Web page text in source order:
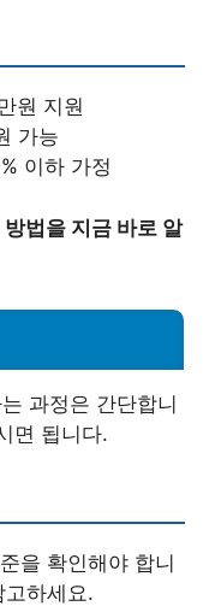
원 지원
가능
이하 가정
법을 지금 바로 알
과정은 간단합니
면 됩니다.
을 확인해야 합니
하세요.